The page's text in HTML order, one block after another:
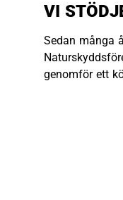
VI
Sedan många
genomför ett